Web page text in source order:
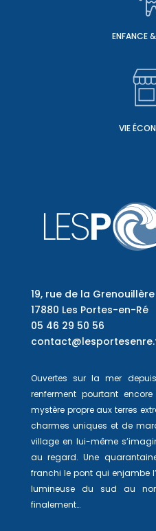
ENFANCE
VIE
19, rue de la Grenouillère
17880 Les Portes-en-Ré
05 46 29 50 56
Ouvertes sur la mer
renferment pourtant
mystère propre aux terres
charmes uniques et de
village en lui-même
au regard. Une
franchi le pont qui enjambe
lumineuse du sud au
finalement…